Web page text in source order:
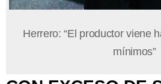
Herrero: “El productor viene
mínimos”